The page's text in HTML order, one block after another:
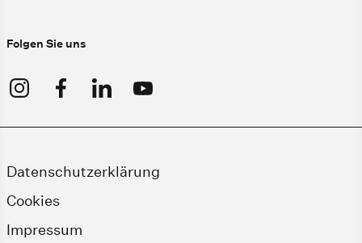
Folgen Sie uns
Datenschutzerklärung
Cookies
Impressum